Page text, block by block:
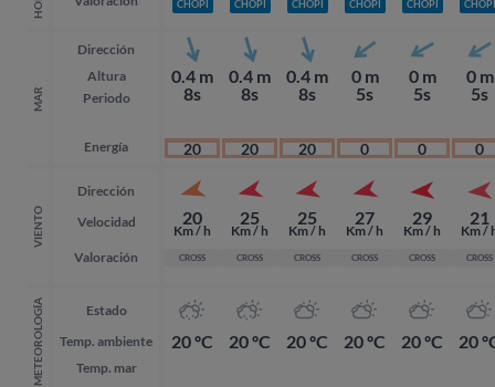
MAR
Dirección
Altura
Periodo
Energía
VIENTO
Dirección
Velocidad
Valoración
METEOROLOGÍA
Estado
Temp. ambiente
Temp. mar
CHOPI
0.4 m
8s
20
20
Km / h
CROSS
20 ºC
CHOPI
0.4 m
8s
20
25
Km / h
CROSS
20 ºC
CHOPI
0.4 m
8s
20
25
Km / h
CROSS
20 ºC
CHOPI
0 m
5s
0
27
Km / h
CROSS
20 ºC
CHOPI
0 m
5s
0
29
Km / h
CROSS
20 ºC
CHOPI
0 m
5s
0
21
Km /
CROSS
20